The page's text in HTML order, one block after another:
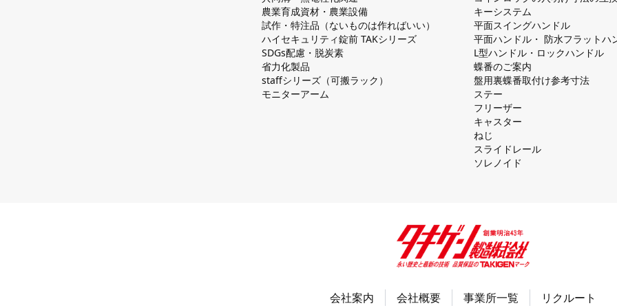
農業育成資材・農業設備
試作・特注品（ないものは作ればいい）
ハイセキュリティ錠前 TAKシリーズ
SDGs配慮・脱炭素
省力化製品
staffシリーズ（可搬ラック）
モニターアーム
キーシステム
平⾯スイングハンドル
平⾯ハンドル・ 防⽔フラットハ
L型ハンドル・ロックハンドル
蝶番のご案内
盤⽤裏蝶番取付け参考⼨法
ステー
フリーザー
キャスター
ねじ
スライドレール
ソレノイド
会社案内 会社概要 事業所一覧 リクルート